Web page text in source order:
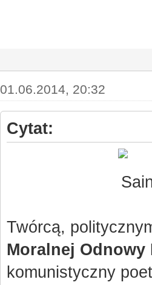
01.06.2014, 20:32
Cytat:
Twórcą,
Moralnej Odnowy
komunistyczny